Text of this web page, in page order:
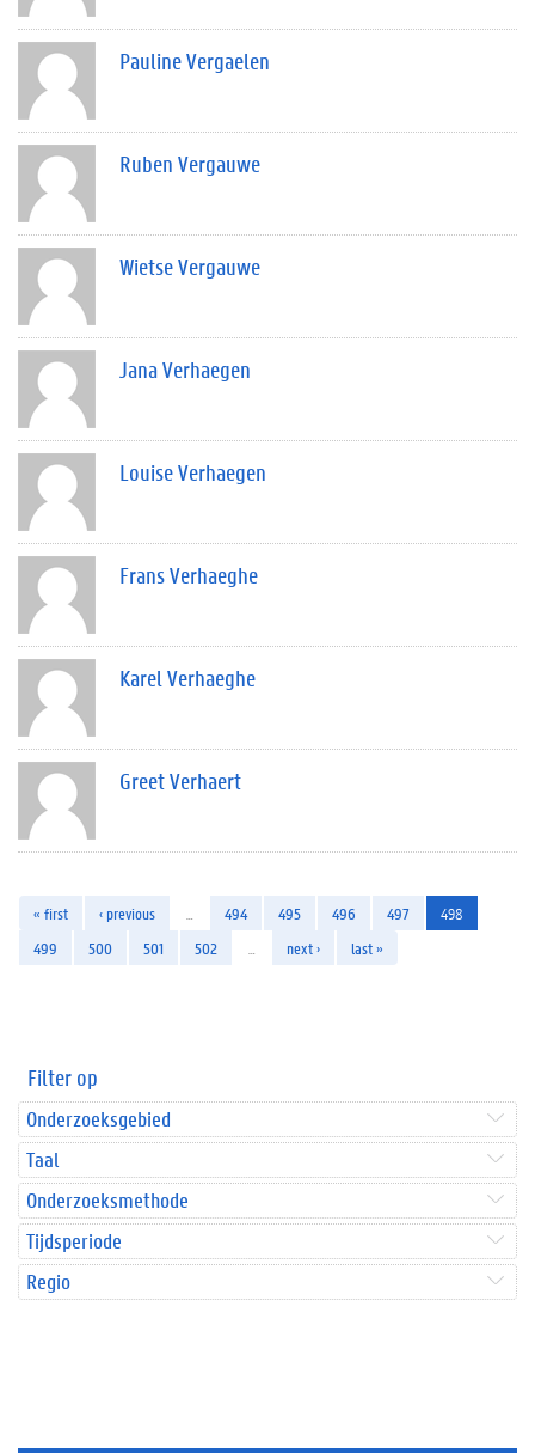
Pauline Vergaelen
Ruben Vergauwe
Wietse Vergauwe
Jana Verhaegen
Louise Verhaegen
Frans Verhaeghe
Karel Verhaeghe
Greet Verhaert
« first ‹ previous 494 495 496 497
498
499
500 501 502 next › last »
Filter op
Onderzoeksgebied
Taal
Onderzoeksmethode
Tijdsperiode
Regio